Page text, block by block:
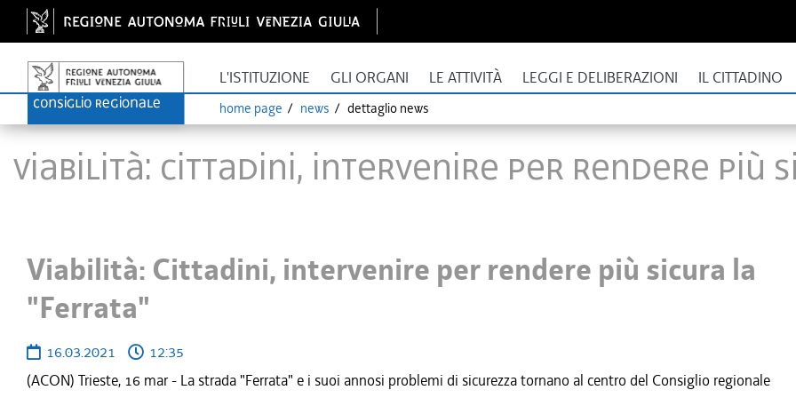
L'ISTITUZIONE GLI ORGANI LE ATTIVITÀ LEGGI E DELIBERAZIONI IL CITTADINO
home page news dettaglio news
Viabilità: Cittadini, intervenire per rendere più
Viabilità: Cittadini, intervenire per rendere più sicura la
"Ferrata"
16.03.2021
12:35
(ACON) Trieste, 16 mar - La strada "Ferrata" e i suoi annosi problemi di sicurezza tornano al centro del Consiglio regionale